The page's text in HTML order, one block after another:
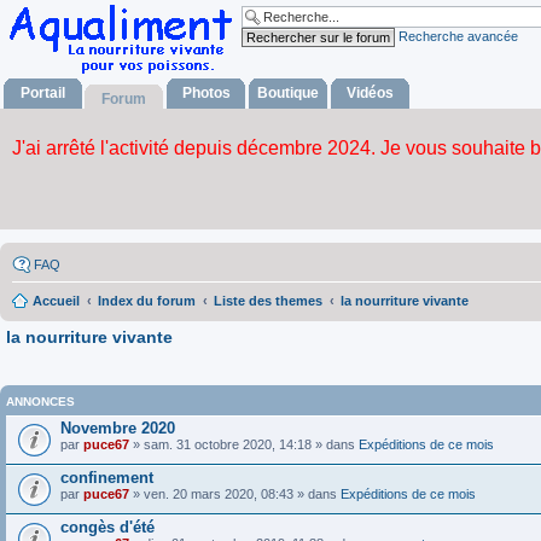
Recherche avancée
Portail Forum Photos Boutique Vidéos
FAQ
Accueil Index du forum Liste des themes la nourriture vivante
la nourriture vivante
ANNONCES
Novembre 2020
par puce67 » sam. 31 octobre 2020, 14:18 » dans Expéditions de ce mois
confinement
par puce67 » ven. 20 mars 2020, 08:43 » dans Expéditions de ce mois
congès d'été